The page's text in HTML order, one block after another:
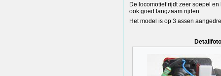
De locomotief rijdt zeer soepel
ook goed langzaam rijden.
Het model is op 3 assen